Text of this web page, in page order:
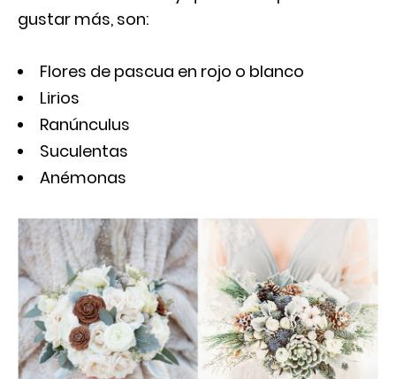
gustar más, son:
Flores de pascua en rojo o blanco
Lirios
Ranúnculus
Suculentas
Anémonas